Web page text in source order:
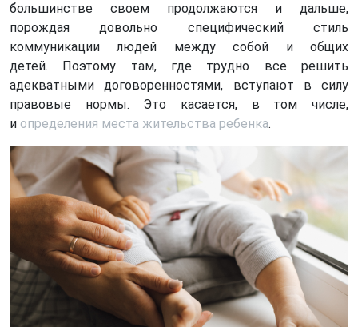
большинстве своем продолжаются и дальше,
порождая довольно специфический стиль
коммуникации людей между собой и общих
детей. Поэтому там, где трудно все решить
адекватными договоренностями, вступают в силу
правовые нормы. Это касается, в том числе,
и определения места жительства ребенка.